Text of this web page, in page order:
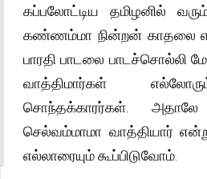
கப்பலோட்டிய தமிழனில்
கண்ணம்மா நின்றன் காதலை
பாரதி பாடலை பாடச்சொல்லி
வாத்திமார்கள்
சொந்தக்காரர்கள்.
செல்வம்மாமா வாத்தியார்
எல்லாரையும் கூப்பிடுவோம்.